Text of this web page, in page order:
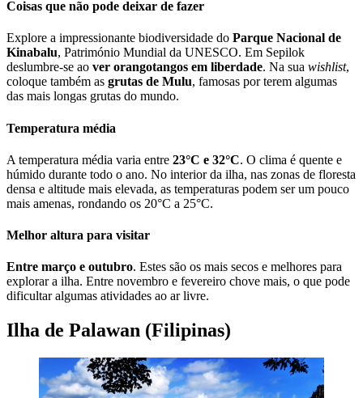
Coisas que não pode deixar de fazer
Explore a impressionante biodiversidade do Parque Nacional de
Kinabalu, Património Mundial da UNESCO. Em Sepilok
deslumbre-se ao ver orangotangos em liberdade. Na sua wishlist,
coloque também as grutas de Mulu, famosas por terem algumas
das mais longas grutas do mundo.
Temperatura média
A temperatura média varia entre 23°C e 32°C. O clima é quente e
húmido durante todo o ano. No interior da ilha, nas zonas de floresta
densa e altitude mais elevada, as temperaturas podem ser um pouco
mais amenas, rondando os 20°C a 25°C.
Melhor altura para visitar
Entre março e outubro. Estes são os mais secos e melhores para
explorar a ilha. Entre novembro e fevereiro chove mais, o que pode
dificultar algumas atividades ao ar livre.
Ilha de Palawan (Filipinas)